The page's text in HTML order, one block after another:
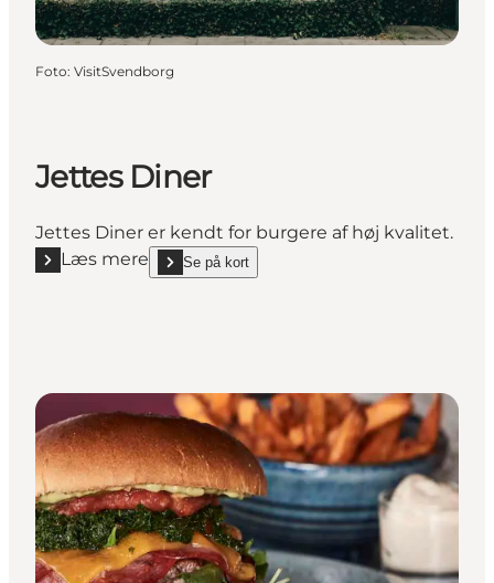
Foto: VisitSvendborg
Jettes Diner
Jettes Diner er kendt for burgere af høj kvalitet.
Læs mere
Læs mere "Jettes Diner"
Se på kort
show Jettes Diner on_map